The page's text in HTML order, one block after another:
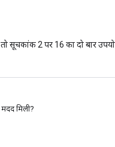
सूचकांक 2 पर 16 का दो बार
मिली?